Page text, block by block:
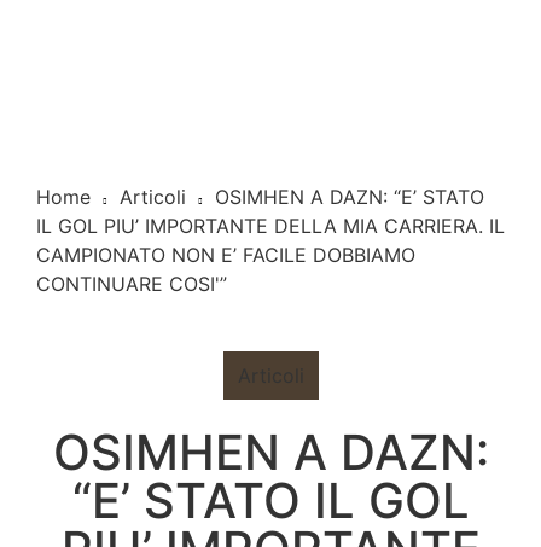
Home Articoli
OSIMHEN A DAZN: “E’ STATO
IL GOL PIU’ IMPORTANTE DELLA MIA CARRIERA. IL
CAMPIONATO NON E’ FACILE DOBBIAMO
CONTINUARE COSI'”
Articoli
OSIMHEN A DAZN:
“E’ STATO IL GOL